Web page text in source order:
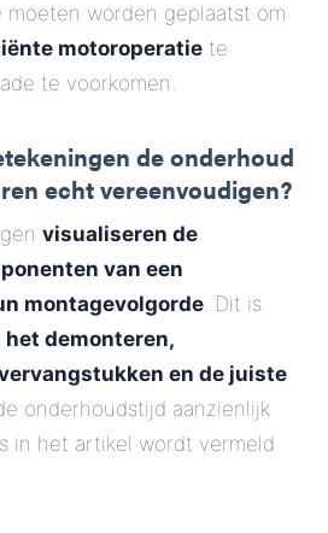
moeten worden geplaatst om
motoroperatie te
te voorkomen.
de onderhoud
echt vereenvoudigen?
visualiseren de
van een
montagevolgorde. Dit is
demonteren,
en de juiste
onderhoudstijd aanzienlijk
in het artikel wordt vermeld